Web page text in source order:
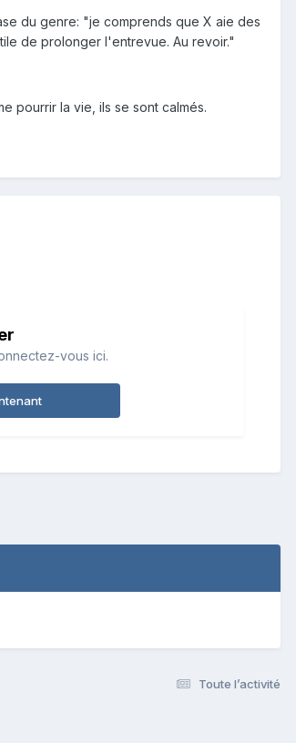
du genre: "je comprends que X aie des
de prolonger l'entrevue. Au revoir."
pourrir la vie, ils se sont calmés.
vous ici.
Toute l’activité